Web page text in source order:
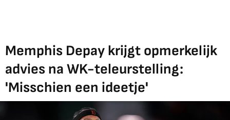
Memphis Depay krijgt opmerkelijk
advies na WK-teleurstelling:
'Misschien een ideetje'